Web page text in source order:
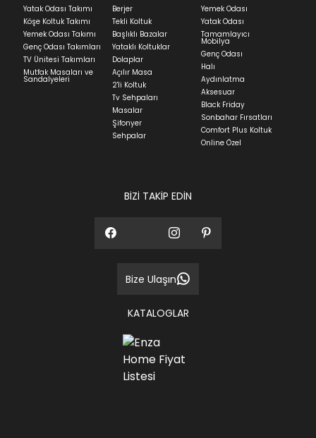
ortalama 5-24 iş günüdür.
Yatak siparişlerinizin teslim süresi yaşadığınız şehre
ve ürünün stok durumuna göre ortalama 5-24 iş
günüdür.
Panel ve Döşeme grubu ürün siparişlerinizin teslim
süresi yaşadığınız şehre ve ürünün stok durumuna
göre ortalama 30-45 iş günüdür.
Siparişlerim bölümünden sürecinizi takip edebilirsiniz.
Sıkça Sorulan Sorularbölümünü ziyaret
Yatak Odası Takımı
Köşe Koltuk Takımı
Yemek Odası Takımı
Genç Odası Takımları
TV Ünitesi Takımları
Mutfak Masaları ve
Sandalyeleri
Berjer
Tekli Koltuk
Başlıklı Bazalar
Yataklı Koltuklar
Dolaplar
Açılır Masa
2'li Koltuk
Tv Sehpaları
Masalar
Şifonyer
Sehpalar
Yemek Odası
Yatak Odası
Tamamlayıcı
Mobilya
Genç Odası
Halı
Aydınlatma
Aksesuar
Black Friday
Sonbahar Fırsatları
Comfort Plus Koltuk
Online Özel
BİZİ TAKİP EDİN
Bize Ulaşın
KATALOGLAR